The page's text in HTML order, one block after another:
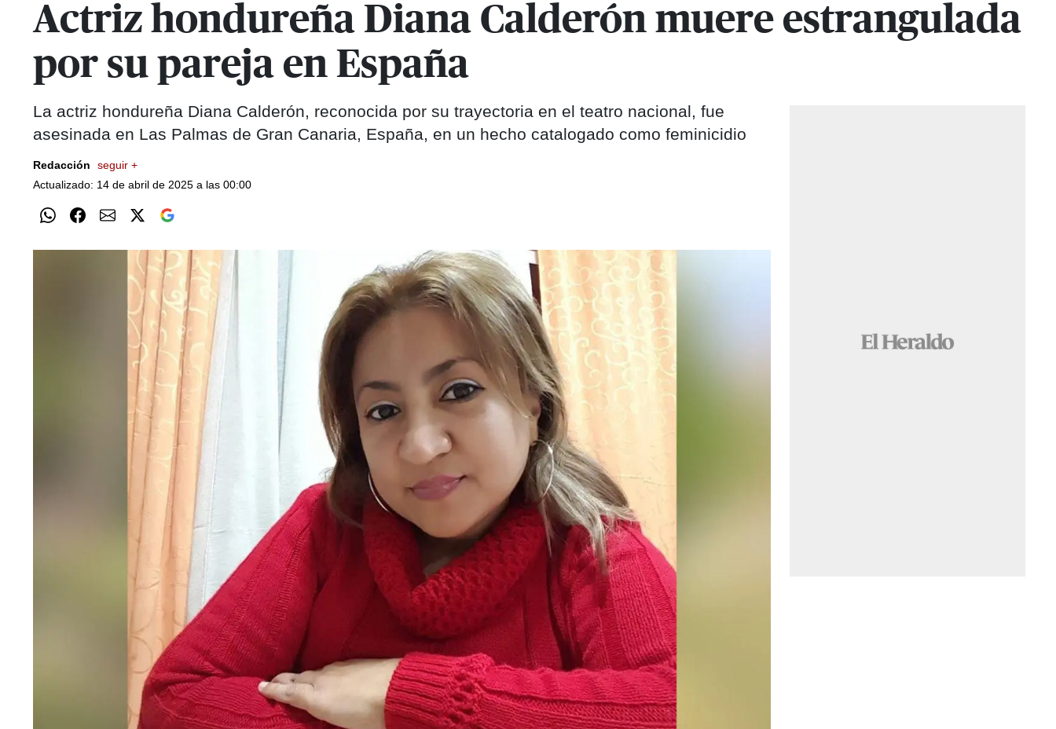
Actriz hondureña Diana Calderón muere estrangulada
por su pareja en España
La actriz hondureña Diana Calderón, reconocida por su trayectoria en el teatro nacional, fue
asesinada en Las Palmas de Gran Canaria, España, en un hecho catalogado como feminicidio
Redacción
seguir +
Actualizado: 14 de abril de 2025 a las 00:00